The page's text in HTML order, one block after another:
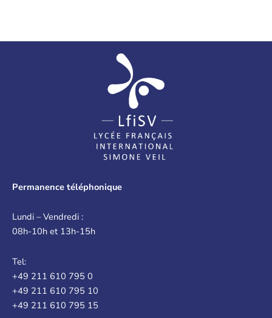
Permanence téléphonique
Lundi – Vendredi :
08h-10h et 13h-15h
Tel:
+49 211 610 795 0
+49 211 610 795 10
+49 211 610 795 15